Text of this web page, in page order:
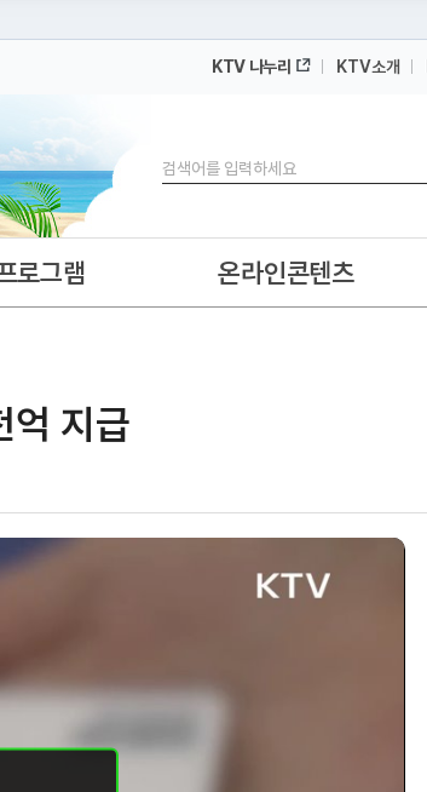
보세요
KTV 나누리 KTV소개
검색
로그램 온라인콘텐츠
억 지급